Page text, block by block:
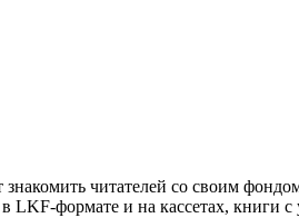
читателей со своим
LKF-формате и на кассетах, книги